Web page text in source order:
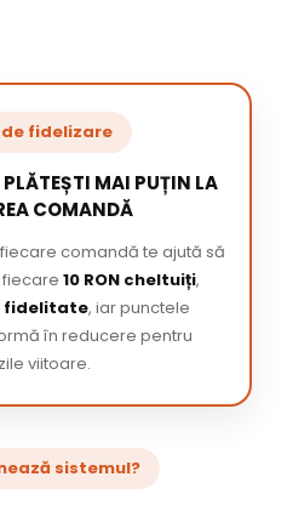
fidelizare
MAI PUȚIN LA
COMANDĂ
comandă te ajută să
fiecare 10 RON cheltuiți,
fidelitate, iar punctele
în reducere pentru
viitoare.
sistemul?